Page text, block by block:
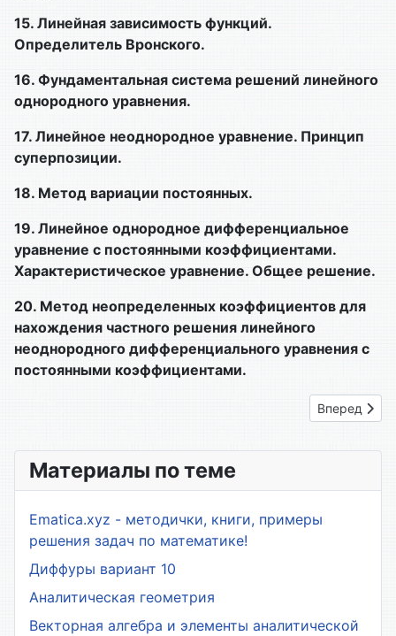
15. Линейная зависимость функций.
Определитель Вронского.
16. Фундаментальная система решений линейного
однородного уравнения.
17. Линейное неоднородное уравнение. Принцип
суперпозиции.
18. Метод вариации постоянных.
19. Линейное однородное дифференциальное
уравнение с постоянными коэффициентами.
Характеристическое уравнение. Общее решение.
20. Метод неопределенных коэффициентов для
нахождения частного решения линейного
неоднородного дифференциального уравнения с
постоянными коэффициентами.
Следующий:
Вперед
Материалы по теме
Ematica.xyz - методички, книги, примеры
решения задач по математике!
Диффуры вариант 10
Аналитическая геометрия
Векторная алгебра и элементы аналитической